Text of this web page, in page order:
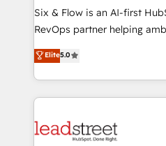
commercialization, real
SaaS, Software Dev & IT
the United States, EU, UAE,
America. From casual user to super fan: make
Six & Flow is an AI-first
RevOps partner helping
grow with clarity,
Operating across the UK,
Canada, we’ve delivered
HubSpot projects for mid-
combine HubSpot, data,
Elite5.0